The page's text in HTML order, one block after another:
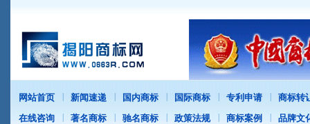
网站首页 新闻速递 国内商标 国际商标 专利申请
商标转
在线咨询
著名商标 驰名商标 政策法规 商标案例 品牌文